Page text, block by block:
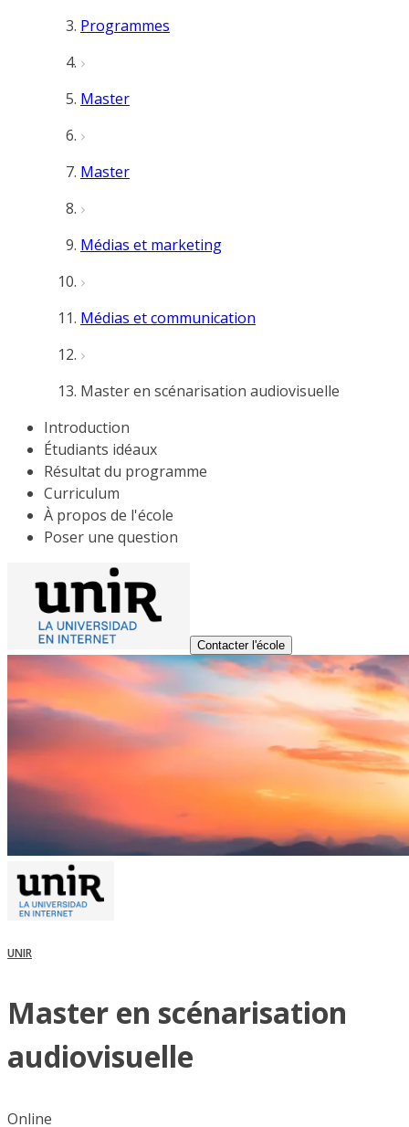
Programmes
Master
Master
Médias et marketing
Médias et communication
Master en scénarisation audiovisuelle
Introduction
Étudiants idéaux
Résultat du programme
Curriculum
À propos de l'école
Poser une question
Contacter l'école
UNIR
Master en scénarisation
audiovisuelle
Online